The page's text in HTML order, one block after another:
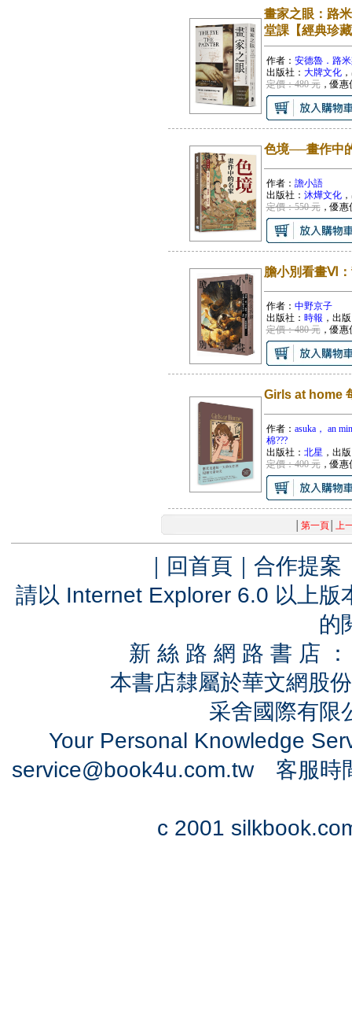
畫家之眼：路
堂課【經典珍
作者： 安德魯．路
出版社： 大牌文化
定價：480 元，優惠
色境──畫作中
作者： 譫小語
出版社： 沐燁文化
定價：550 元，優惠
膽小別看畫Ⅵ
作者： 中野京子
出版社： 時報 ，出
定價：480 元，優惠
Girls at home
作者： asuka， an
棉???
出版社： 北星 ，出
定價：400 元，優惠
第一頁│ 上
｜ 回首頁 ｜ 合作提案
請以 Internet Explorer 6.0 以上
的
新 絲 路 網 路 書 店
本書店隸屬於華文網股
采舍國際有
Your Personal Knowledge
service@book4u.com.tw客服時
c 2001